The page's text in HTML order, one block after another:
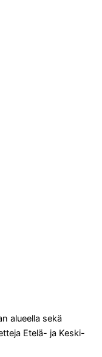
alueella sekä
Etelä- ja Keski-